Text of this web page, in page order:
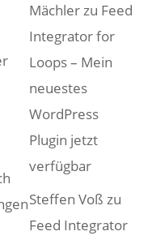
Mächlerzu Feed
Integrator for
Loops – Mein
neuestes
WordPress
Plugin jetzt
verfügbar
Steffen Voß zu
Feed Integrator